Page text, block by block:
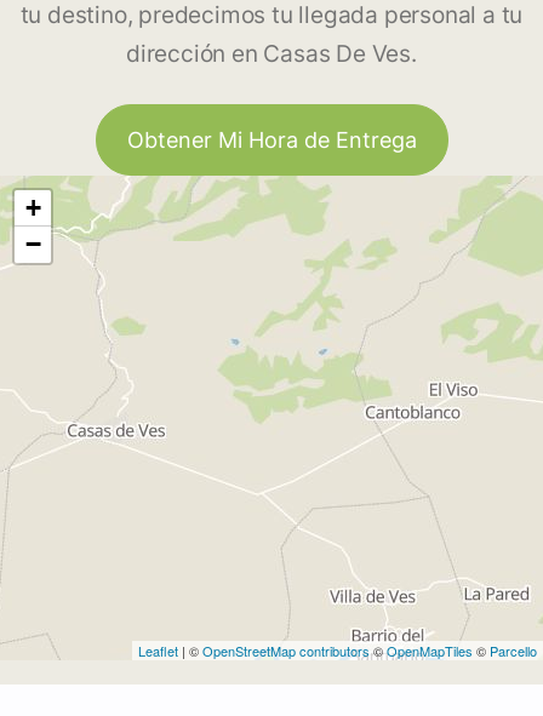
tu destino, predecimos tu llegada personal a tu
dirección en Casas De Ves.
Obtener Mi Hora de Entrega
+
−
Leaflet | ©OpenStreetMap contributors©OpenMapTiles © Parcello